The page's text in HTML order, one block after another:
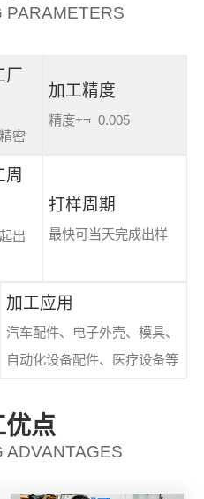
PARAMETERS
密
加工精度
精度+¬_0.005
周
出
打样周期
最快可当天完成出样
加工应用
汽车配件、电子外壳、模具、
自动化设备配件、医疗设备等
优点
ADVANTAGES